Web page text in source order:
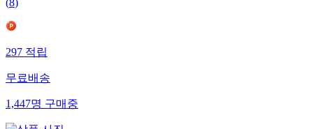
(8)
297적립
무료배송
1,447명구매중